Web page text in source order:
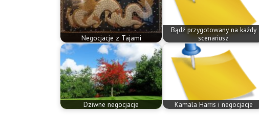
Negocjacje z Tajami
Bądź przygotowany na każdy
scenariusz
Dziwne negocjacje Kamala Harris i negocjacje